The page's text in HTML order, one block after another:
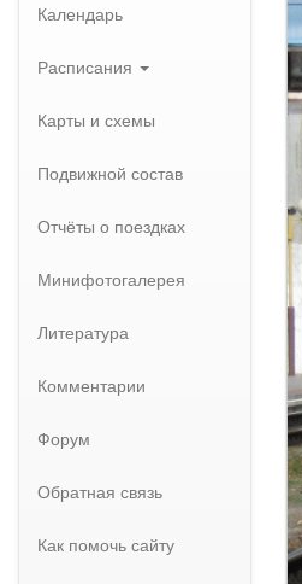
Календарь
Расписания
Карты и схемы
Подвижной состав
Отчёты о поездках
Минифотогалерея
Литература
Комментарии
Форум
Обратная связь
Как помочь сайту